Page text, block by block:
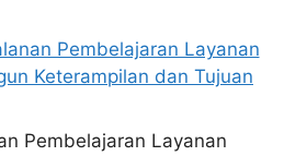
Pembelajaran Layanan